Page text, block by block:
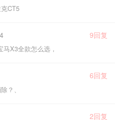
CT5
9回复
X3全款怎么选，
6回复
？、
2回复